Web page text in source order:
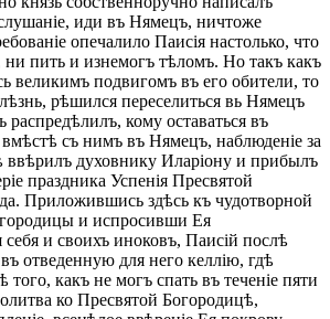
иди въ Нямецъ, ничтоже
опечалило Паисія настолько, что
пить и изнемогъ тѣломъ. Но такъ какъ
великимъ подвигомъ въ его обители, то
рѣшился переселиться вь Нямецъ
кому оставаться въ
съ нимъ въ Нямецъ, наблюденіе за
духовнику Иларіону и прибылъ
праздника Успенія Пресвятой
Приложившись здѣсь къ чудотворной
и испросивши Ея
себя и своихъ иноковъ, Паисій послѣ
отведенную для него келлію, гдѣ
того, какъ не могъ спать въ теченіе пяти
ко Пресвятой Богородицѣ,